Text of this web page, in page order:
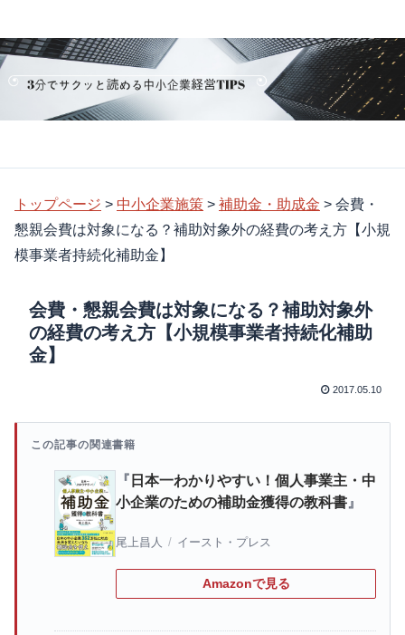
トップページ > 中小企業施策 > 補助金・助成金 > 会費・
懇親会費は対象になる？補助対象外の経費の考え方【小規
模事業者持続化補助金】
会費・懇親会費は対象になる？補助対象外
の経費の考え方【小規模事業者持続化補助
金】
2017.05.10
この記事の関連書籍
日本一わかりやすい！個人事業主・中
小企業のための補助金獲得の教科書
尾上昌人 / イースト・プレス
Amazonで見る